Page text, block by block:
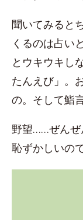
聞いてみると
くるのは占い
とウキウキし
たんえび」。
の。そして鮨
野望……ぜんぜ
恥ずかしいの